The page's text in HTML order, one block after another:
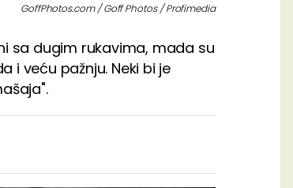
GoffPhotos.com / Goff Photos / Profimedia
sa dugim rukavima, mada su
i veću pažnju. Neki bi je